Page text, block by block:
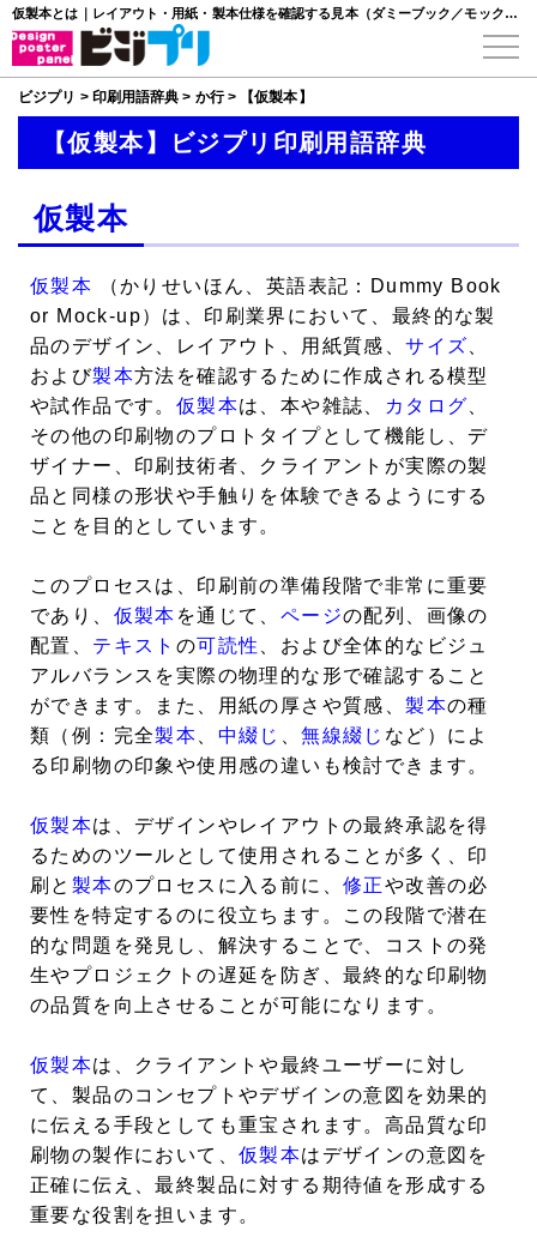
仮製本とは｜レイアウト・用紙・製本仕様を確認する見本（ダミーブック／モックアップ）
ビジプリ > 印刷用語辞典 > か行> 【仮製本】
【仮製本】ビジプリ印刷用語辞典
仮製本
仮製本 （かりせいほん、英語表記：Dummy Book
or Mock-up）は、印刷業界において、最終的な製
品のデザイン、レイアウト、用紙質感、サイズ
および製本方法を確認するために作成される模型
や試作品です。 仮製本は、本や雑誌、 カタログ
その他の印刷物のプロトタイプとして機能し、デ
ザイナー、印刷技術者、クライアントが実際の製
品と同様の形状や手触りを体験できるようにする
ことを目的としています。
このプロセスは、印刷前の準備段階で非常に重要
であり、 仮製本 を通じて、 ページの配列、画像の
配置、 テキスト の可読性
、および全体的なビジュ
アルバランスを実際の物理的な形で確認すること
ができます。また、用紙の厚さや質感、製本の種
類（例：完全製本 中綴じ 、無線綴じ など）によ
る印刷物の印象や使用感の違いも検討できます。
仮製本は、デザインやレイアウトの最終承認を得
るためのツールとして使用されることが多く、印
刷と 製本のプロセスに入る前に、修正や改善の必
要性を特定するのに役立ちます。この段階で潜在
的な問題を発見し、解決することで、コストの発
生やプロジェクトの遅延を防ぎ、最終的な印刷物
の品質を向上させることが可能になります。
仮製本は、クライアントや最終ユーザーに対し
て、製品のコンセプトやデザインの意図を効果的
に伝える手段としても重宝されます。高品質な印
刷物の製作において、 仮製本はデザインの意図を
正確に伝え、最終製品に対する期待値を形成する
重要な役割を担います。